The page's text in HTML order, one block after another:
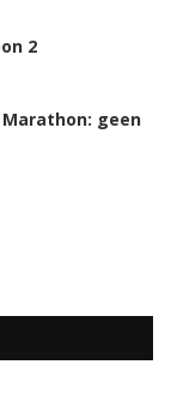
2
geen